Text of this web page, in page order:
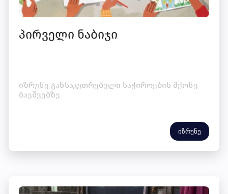
პირველი ნაბიჯი
იზრუნე განსაკუთრებული საჭიროების მქონე
ბავშვებზე
იზრუნე